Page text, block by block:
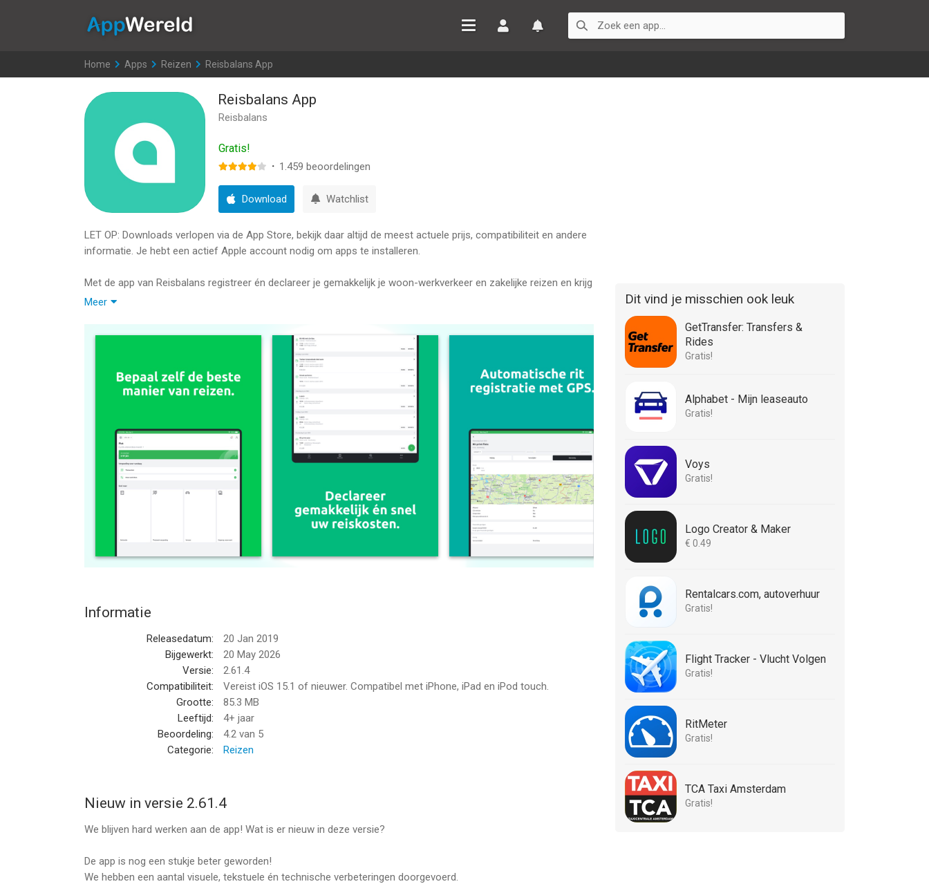
Home >
Apps >
Reizen >
Reisbalans App
Reisbalans App
Reisbalans
Gratis!
· 1.459 beoordelingen
Download Watchlist
LET OP: Downloads verlopen via de App Store, bekijk daar altijd de meest actuele prijs, compatibiliteit en andere
informatie. Je hebt een actief Apple account nodig om apps te installeren.
Met de app van Reisbalans registreer én declareer je gemakkelijk je woon-werkverkeer en zakelijke reizen en krijg
je toegang tot veel verschillende vormen van vervoer: van taxi tot deelauto en van OV-fiets tot bus.
rittenregistratie kun je er zelfs voor kiezen om de app alle ritten automatisch bij te houden, ook wanneer je de
app niet gebruikt. Dankzij deze GPS-functie krijg je direct inzicht in jouw reisgedrag. Automatische
rittengegistraties worden ook gebruikt om nieuwe declaraties aan te maken. Je vindt ze terug in het
kostenoverzicht, zodra ze zijn verwerkt.
De app is te gebruiken voor gebruikers met een Reisbalans-account. De keuze voor Reisbalans loopt altijd via je
werkgever. Je werkgever bepaalt welke opties je krijgt en gebruikt. Meer weten? Kijk op www.reisbalans.nl.
Reisbalans App van Reisbalans is een app voor iPhone, iPad en iPod touch met iOS versie 15.1 of hoger,
geschikt bevonden voor gebruikers met leeftijden vanaf4 jaar.
Meer
Informatie
Releasedatum:
20 Jan 2019
Bijgewerkt:
20 May 2026
Versie:
2.61.4
Compatibiliteit:
Vereist iOS 15.1 of nieuwer. Compatibel met iPhone, iPad en iPod touch.
Grootte:
85.3 MB
Leeftijd:
4+ jaar
Beoordeling:
4.2 van 5
Categorie:
Reizen
Nieuw in versie 2.61.4
We blijven hard werken aan de app! Wat is er nieuw in deze versie?
De app is nog een stukje beter geworden!
We hebben een aantal visuele, tekstuele én technische verbeteringen doorgevoerd.
Dit vind je misschien ook leuk
GetTransfer: Transfers &
Rides
Gratis!
Alphabet - Mijn leaseauto
Gratis!
Voys
Gratis!
Logo Creator & Maker
€ 0.49
Rentalcars.com, autoverhuur
Gratis!
Flight Tracker - Vlucht Volgen
Gratis!
RitMeter
Gratis!
TCA Taxi Amsterdam
Gratis!